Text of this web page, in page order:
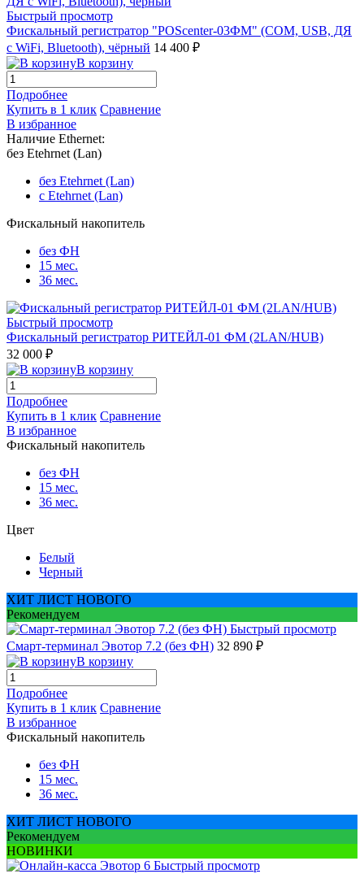
Быстрый просмотр
Фискальный регистратор "POScenter-03ФМ" (COM, USB, ДЯ
с WiFi, Bluetooth), чёрный 14 400 ₽
В корзину
Подробнее
Купить в 1 клик Сравнение
В избранное
Наличие Ethernet:
без Etehrnet (Lan)
без Etehrnet (Lan)
c Etehrnet (Lan)
Фискальный накопитель
без ФН
15 мес.
36 мес.
Быстрый просмотр
Фискальный регистратор РИТЕЙЛ-01 ФМ (2LAN/HUB)
32 000 ₽
В корзину
Подробнее
Купить в 1 клик Сравнение
В избранное
Фискальный накопитель
без ФН
15 мес.
36 мес.
Цвет
Белый
Черный
ХИТ ЛИСТ НОВОГО
Рекомендуем
Быстрый просмотр
Смарт-терминал Эвотор 7.2 (без ФН) 32 890 ₽
В корзину
Подробнее
Купить в 1 клик Сравнение
В избранное
Фискальный накопитель
без ФН
15 мес.
36 мес.
ХИТ ЛИСТ НОВОГО
Рекомендуем
НОВИНКИ
Быстрый просмотр